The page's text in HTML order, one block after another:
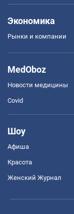
Экономика
Рынки и компании
MedOboz
Новости медицины
Covid
Шоу
Афиша
Красота
Женский Журнал